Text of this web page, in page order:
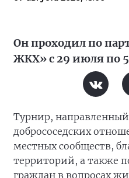
Он проходил по
ЖКХ» с 29 июля по 5
Турнир,
добрососедских
местных сообществ,
территорий, а также
граждан в вопросах